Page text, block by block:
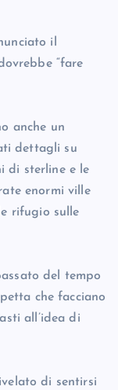
il
“fare
anche un
dettagli su
di sterline e le
enormi ville
rifugio sulle
del tempo
che facciano
all’idea di
di sentirsi